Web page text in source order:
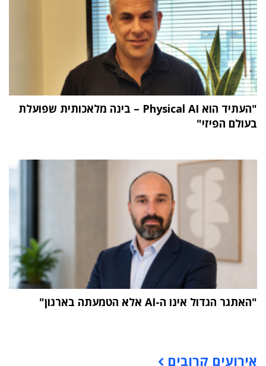
"העתיד הוא Physical AI – בינה מלאכותית שפועלת
בעולם הפיזי"
"האתגר הגדול אינו ה-AI אלא הטמעתה בארגון"
אירועים קרובים